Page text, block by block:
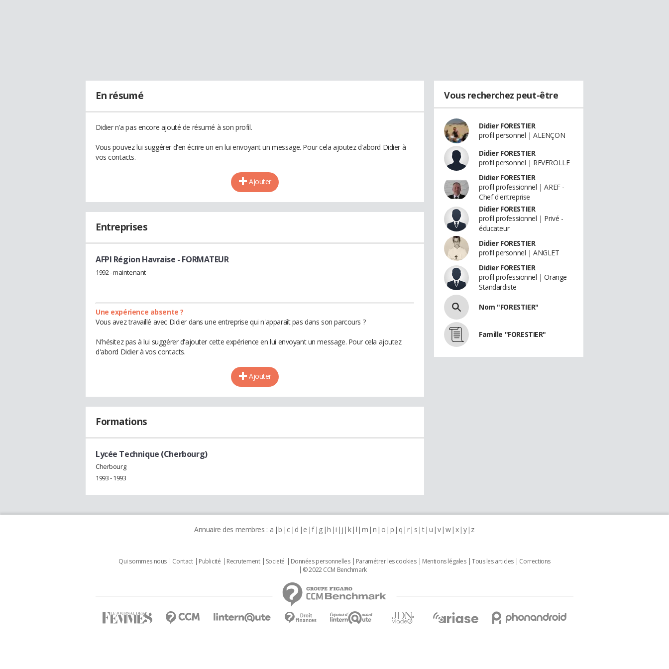
En résumé
Didier n'a pas encore ajouté de résumé à son profil.
Vous pouvez lui suggérer d'en écrire un en lui envoyant un message. Pour cela ajoutez d'abord Didier à
vos contacts.
Ajouter
Entreprises
AFPI Région Havraise - FORMATEUR
1992 - maintenant
Une expérience absente ?
Vous avez travaillé avec Didier dans une entreprise qui n'apparaît pas dans son parcours ?
N'hésitez pas à lui suggérer d'ajouter cette expérience en lui envoyant un message. Pour cela ajoutez
d'abord Didier à vos contacts.
Ajouter
Formations
Lycée Technique (Cherbourg)
Cherbourg
1993 - 1993
Vous recherchez peut-être
Didier FORESTIER
profil personnel | ALENÇON
Didier FORESTIER
profil personnel | REVEROLLE
Didier FORESTIER
profil professionnel | AREF -
Chef d'entreprise
Didier FORESTIER
profil professionnel | Privé -
éducateur
Didier FORESTIER
profil personnel | ANGLET
Didier FORESTIER
profil professionnel | Orange -
Standardiste
Nom "FORESTIER"
Famille "FORESTIER"
Annuaire des membres : a b c d e f g h i j k l m n o p q r s t u v w x y z
Qui sommes nous Contact Publicité Recrutement Societé Données personnelles Paramétrer les cookies Mentions légales Tous les articles
Corrections
© 2022 CCM Benchmark